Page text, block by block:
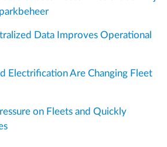
Data Improves Operational
Electrification Are Changing Fleet
on Fleets and Quickly